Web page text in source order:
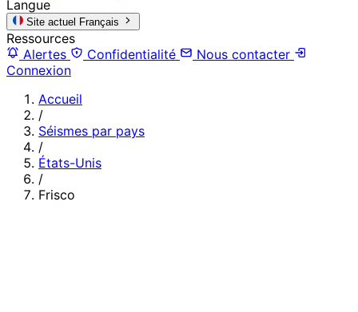
Langue
Site actuel Français
Ressources
Alertes
Confidentialité
Nous contacter
Connexion
Accueil
/
Séismes par pays
/
États-Unis
/
Frisco